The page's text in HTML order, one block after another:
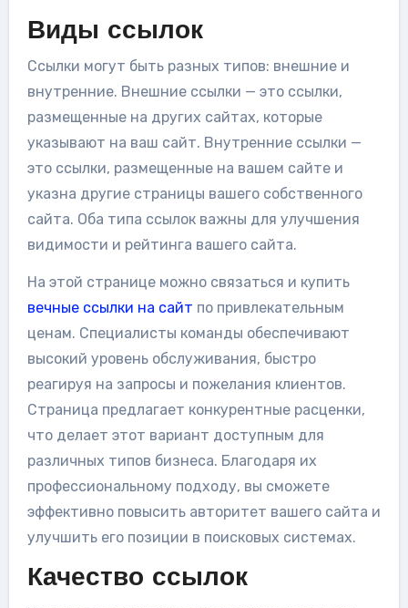
Виды ссылок
Ссылки могут быть разных типов: внешние и
внутренние. Внешние ссылки — это ссылки,
размещенные на других сайтах, которые
указывают на ваш сайт. Внутренние ссылки —
это ссылки, размещенные на вашем сайте и
указна другие страницы вашего собственного
сайта. Оба типа ссылок важны для улучшения
видимости и рейтинга вашего сайта.
На этой странице можно связаться и купить
вечные ссылки на сайт по привлекательным
ценам. Специалисты команды обеспечивают
высокий уровень обслуживания, быстро
реагируя на запросы и пожелания клиентов.
Страница предлагает конкурентные расценки,
что делает этот вариант доступным для
различных типов бизнеса. Благодаря их
профессиональному подходу, вы сможете
эффективно повысить авторитет вашего сайта и
улучшить его позиции в поисковых системах.
Качество ссылок